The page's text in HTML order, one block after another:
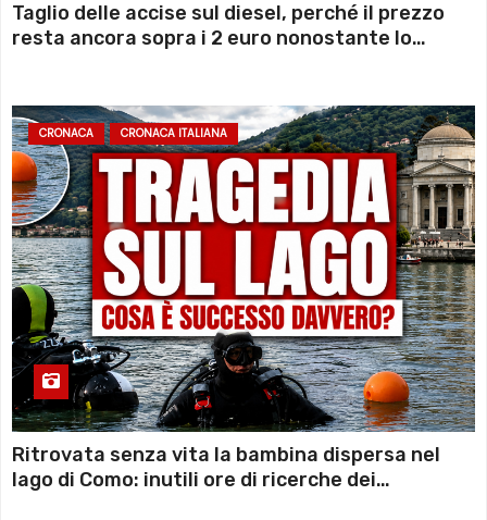
Taglio delle accise sul diesel, perché il prezzo
resta ancora sopra i 2 euro nonostante lo
CRONACA CRONACA ITALIANA
Ritrovata senza vita la bambina dispersa nel
lago di Como: inutili ore di ricerche dei